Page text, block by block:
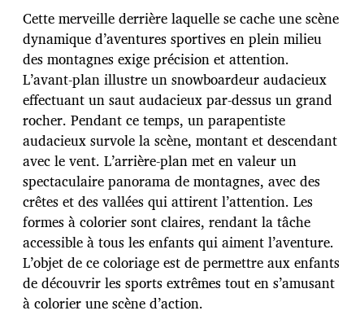
e
d
e
p
u
b
l
i
c
a
t
i
o
n
Cette merveille derrière laquelle se cache une scène
dynamique d’aventures sportives en plein milieu
des montagnes exige précision et attention.
L’avant-plan illustre un snowboardeur audacieux
effectuant un saut audacieux par-dessus un grand
rocher. Pendant ce temps, un parapentiste
audacieux survole la scène, montant et descendant
avec le vent. L’arrière-plan met en valeur un
spectaculaire panorama de montagnes, avec des
crêtes et des vallées qui attirent l’attention. Les
formes à colorier sont claires, rendant la tâche
accessible à tous les enfants qui aiment l’aventure.
L’objet de ce coloriage est de permettre aux enfants
de découvrir les sports extrêmes tout en s’amusant
à colorier une scène d’action.